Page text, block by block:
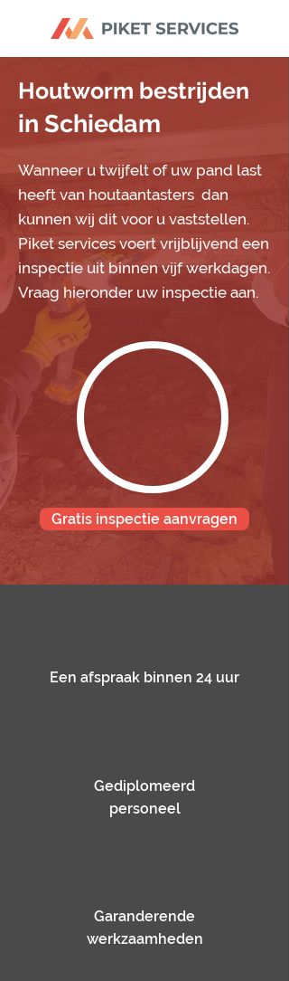
Houtworm bestrijden
in Schiedam
Wanneer u twijfelt of uw pand last
heeft van houtaantasters dan
kunnen wij dit voor u vaststellen.
Piket services voert vrijblijvend een
inspectie uit binnen vijf werkdagen.
Vraag hieronder uw inspectie aan.
Gratis inspectie aanvragen
Een afspraak binnen 24 uur
Gediplomeerd
personeel
Garanderende
werkzaamheden